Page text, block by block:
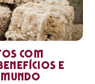
com
e